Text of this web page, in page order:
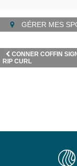
GÉRER MES
CONNER COFFIN
RIP CURL